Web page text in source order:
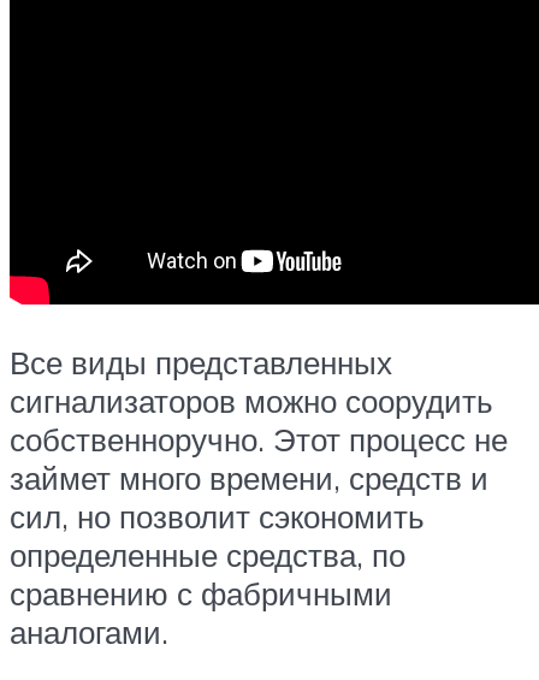
Все виды представленных
сигнализаторов можно соорудить
собственноручно. Этот процесс не
займет много времени, средств и
сил, но позволит сэкономить
определенные средства, по
сравнению с фабричными
аналогами.